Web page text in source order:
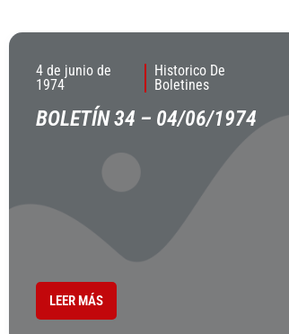
4 de junio de
1974
Historico De
Boletines
BOLETÍN 34 – 04/06/1974
LEER MÁS